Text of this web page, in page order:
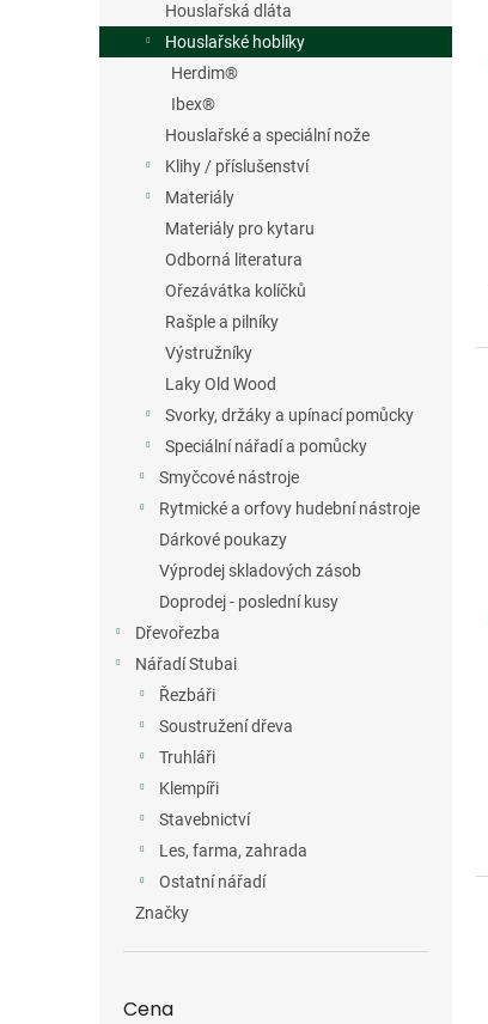
Houslařská dláta
Houslařské hoblíky
Herdim®
Ibex®
Houslařské a speciální nože
Klihy / příslušenství
Materiály
Materiály pro kytaru
Odborná literatura
Ořezávátka kolíčků
Rašple a pilníky
Výstružníky
Laky Old Wood
Svorky, držáky a upínací pomůcky
Speciální nářadí a pomůcky
Smyčcové nástroje
Rytmické a orfovy hudební nástroje
Dárkové poukazy
Výprodej skladových zásob
Doprodej - poslední kusy
Dřevořezba
Nářadí Stubai
Řezbáři
Soustružení dřeva
Truhláři
Klempíři
Stavebnictví
Les, farma, zahrada
Ostatní nářadí
Značky
Cena